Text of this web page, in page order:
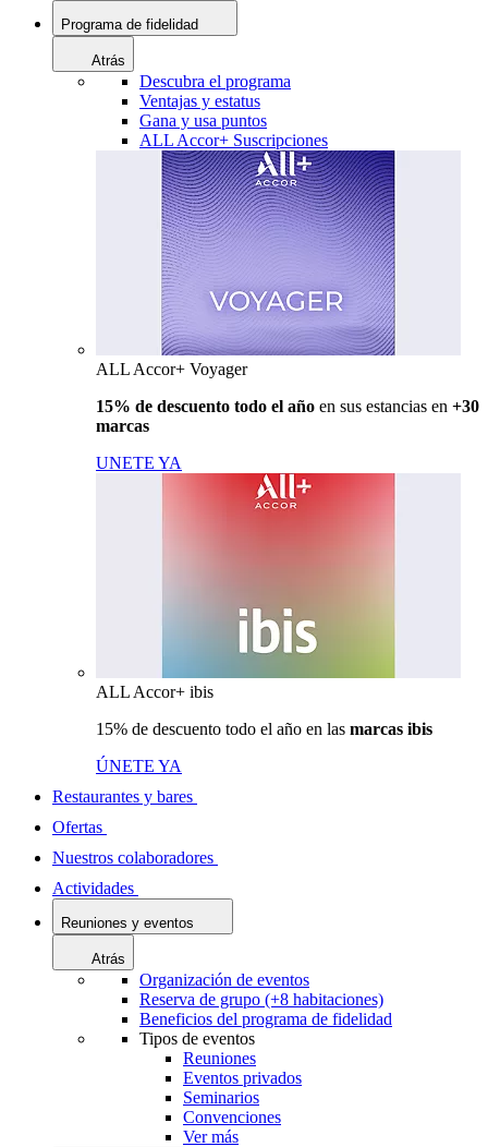
Programa de fidelidad
Atrás
Descubra el programa
Ventajas y estatus
Gana y usa puntos
ALL Accor+ Suscripciones
ALL Accor+ Voyager
15% de descuento todo el año en sus estancias en +30
marcas
UNETE YA
ALL Accor+ ibis
15% de descuento todo el año en las marcas ibis
ÚNETE YA
Restaurantes y bares
Ofertas
Nuestros colaboradores
Actividades
Reuniones y eventos
Atrás
Organización de eventos
Reserva de grupo (+8 habitaciones)
Beneficios del programa de fidelidad
Tipos de eventos
Reuniones
Eventos privados
Seminarios
Convenciones
Ver más